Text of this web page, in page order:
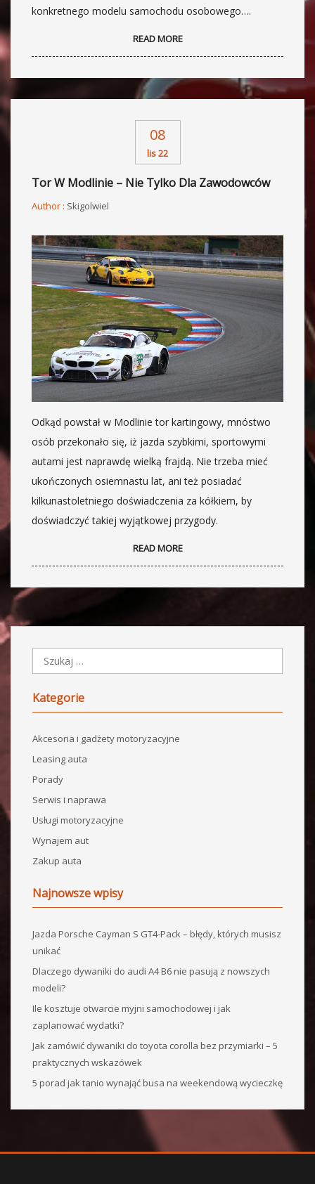
konkretnego modelu samochodu osobowego….
READ MORE
08
lis 22
Tor W Modlinie – Nie Tylko Dla Zawodowców
Author : Skigolwiel
Odkąd powstał w Modlinie tor kartingowy, mnóstwo
osób przekonało się, iż jazda szybkimi, sportowymi
autami jest naprawdę wielką frajdą. Nie trzeba mieć
ukończonych osiemnastu lat, ani też posiadać
kilkunastoletniego doświadczenia za kółkiem, by
doświadczyć takiej wyjątkowej przygody.
READ MORE
Kategorie
Akcesoria i gadżety motoryzacyjne
Leasing auta
Porady
Serwis i naprawa
Usługi motoryzacyjne
Wynajem aut
Zakup auta
Najnowsze wpisy
Jazda Porsche Cayman S GT4-Pack – błędy, których musisz
unikać
Dlaczego dywaniki do audi A4 B6 nie pasują z nowszych
modeli?
Ile kosztuje otwarcie myjni samochodowej i jak
zaplanować wydatki?
Jak zamówić dywaniki do toyota corolla bez przymiarki – 5
praktycznych wskazówek
5 porad jak tanio wynająć busa na weekendową wycieczkę